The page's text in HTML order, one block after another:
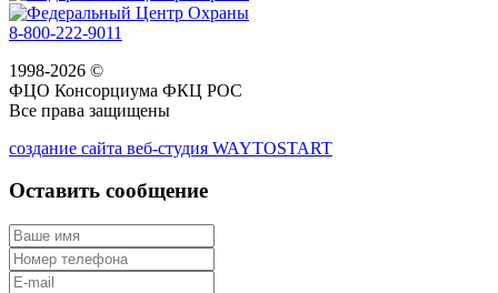
8-800-222-9011
1998-2026 ©
ФЦО Консорциума ФКЦ РОС
Все права защищены
создание сайта веб-студия WAYTOSTART
Оставить сообщение